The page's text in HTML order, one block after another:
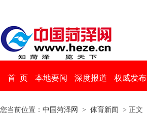
首 页 本地要闻 深度报道 权威发布
您当前位置： 中国菏泽网 > 体育新闻 > 正文